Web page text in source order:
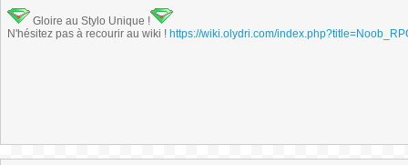
Gloire au Stylo Unique !
N'hésitez pas à recourir au wiki ! https://wiki.olydri.com/